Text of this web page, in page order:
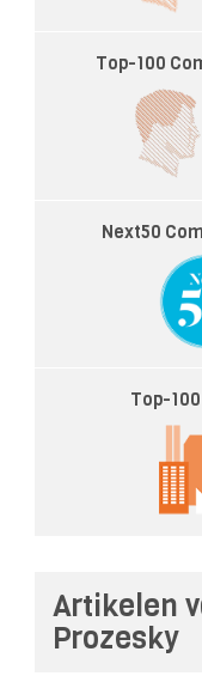
Top-100
Next50
Top-
Artikelen
Prozesky